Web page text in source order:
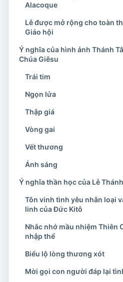
Ngày lễ này
chiêm ngắm
hơn là học
người làm tổn
những hành
Lễ Thánh
Lễ Thánh
Chúa Giêsu,
cho nhân loại.
Đối tượng
Giêsu. Người
vẹn giữa
người cảm
Alacoque
Lễ được mở rộng cho toàn
Giáo hội
Ý nghĩa của hình ảnh Thánh
Chúa Giêsu
Trái tim
Ngọn lửa
Thập giá
Vòng gai
Vết thương
Ánh sáng
Ý nghĩa thần học của Lễ
Tôn vinh tình yêu nhân loại
linh của Đức Kitô
Nhắc nhớ mầu nhiệm Thiên
nhập thể
Biểu lộ lòng thương xót
Mời gọi con người đáp lại